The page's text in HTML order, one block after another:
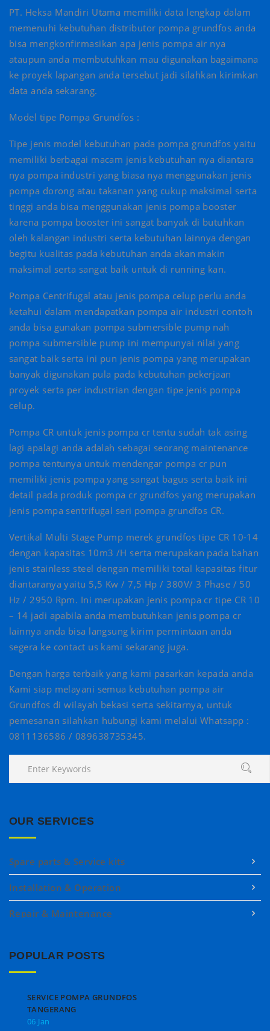
PT. Heksa Mandiri Utama memiliki data lengkap dalam
memenuhi kebutuhan distributor pompa grundfos anda
bisa mengkonfirmasikan apa jenis pompa air nya
ataupun anda membutuhkan mau digunakan bagaimana
ke proyek lapangan anda tersebut jadi silahkan kirimkan
data anda sekarang.
Model tipe Pompa Grundfos :
Tipe jenis model kebutuhan pada pompa grundfos yaitu
memiliki berbagai macam jenis kebutuhan nya diantara
nya pompa industri yang biasa nya menggunakan jenis
pompa dorong atau takanan yang cukup maksimal serta
tinggi anda bisa menggunakan jenis pompa booster
karena pompa booster ini sangat banyak di butuhkan
oleh kalangan industri serta kebutuhan lainnya dengan
begitu kualitas pada kebutuhan anda akan makin
maksimal serta sangat baik untuk di running kan.
Pompa Centrifugal atau jenis pompa celup perlu anda
ketahui dalam mendapatkan pompa air industri contoh
anda bisa gunakan pompa submersible pump nah
pompa submersible pump ini mempunyai nilai yang
sangat baik serta ini pun jenis pompa yang merupakan
banyak digunakan pula pada kebutuhan pekerjaan
proyek serta per industrian dengan tipe jenis pompa
celup.
Pompa CR untuk jenis pompa cr tentu sudah tak asing
lagi apalagi anda adalah sebagai seorang maintenance
pompa tentunya untuk mendengar pompa cr pun
memiliki jenis pompa yang sangat bagus serta baik ini
detail pada produk pompa cr grundfos yang merupakan
jenis pompa sentrifugal seri pompa grundfos CR.
Vertikal Multi Stage Pump merek grundfos tipe CR 10-14
dengan kapasitas 10m3 /H serta merupakan pada bahan
jenis stainless steel dengan memiliki total kapasitas fitur
diantaranya yaitu 5,5 Kw / 7,5 Hp / 380V/ 3 Phase / 50
Hz / 2950 Rpm. Ini merupakan jenis pompa cr tipe CR 10
– 14 jadi apabila anda membutuhkan jenis pompa cr
lainnya anda bisa langsung kirim permintaan anda
segera ke contact us kami sekarang juga.
Dengan harga terbaik yang kami pasarkan kepada anda
Kami siap melayani semua kebutuhan pompa air
Grundfos di wilayah bekasi serta sekitarnya, untuk
pemesanan silahkan hubungi kami melalui ‍Whatsapp :
0811136586 / 089638735345.
OUR SERVICES
Spare parts & Service kits
Installation & Operation
Repair & Maintenance
POPULAR POSTS
SERVICE POMPA GRUNDFOS
TANGERANG
06 Jan